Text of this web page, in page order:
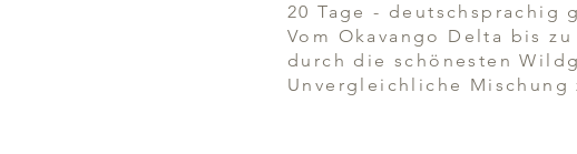
20 Tage - deutschsprachig
Vom Okavango Delta bis
durch die schönesten
Unvergleichliche